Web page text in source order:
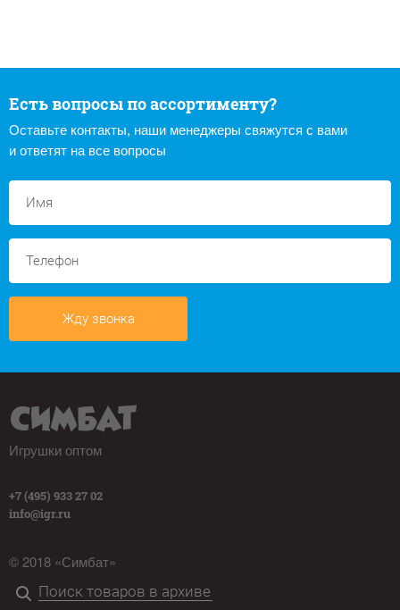
Есть вопросы по ассортименту?
Оставьте контакты, наши менеджеры свяжутся с вами
и ответят на все вопросы
Жду звонка
Игрушки оптом
+7 (495) 933 27 02
info@igr.ru
© 2018 «Симбат»